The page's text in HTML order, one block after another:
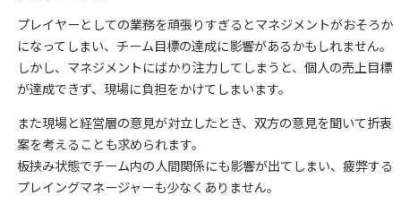
プレイヤーとしての業務を頑張りすぎるとマネジメントがおそろか
になってしまい、チーム目標の達成に影響があるかもしれません。
しかし、マネジメントにばかり注力してしまうと、個人の売上目標
が達成できず、現場に負担をかけてしまいます。
また現場と経営層の意見が対立したとき、双方の意見を聞いて折衷
案を考えることも求められます。
板挟み状態でチーム内の人間関係にも影響が出てしまい、疲弊する
プレイングマネージャーも少なくありません。